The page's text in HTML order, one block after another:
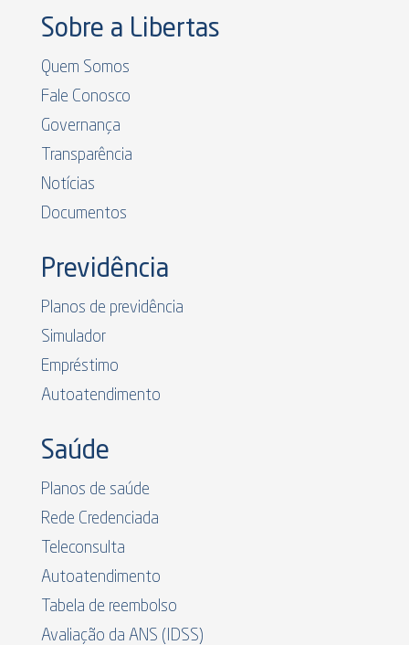
Sobre a Libertas
Quem Somos
Fale Conosco
Governança
Transparência
Notícias
Documentos
Previdência
Planos de previdência
Simulador
Empréstimo
Autoatendimento
Saúde
Planos de saúde
Rede Credenciada
Teleconsulta
Autoatendimento
Tabela de reembolso
Avaliação da ANS (IDSS)